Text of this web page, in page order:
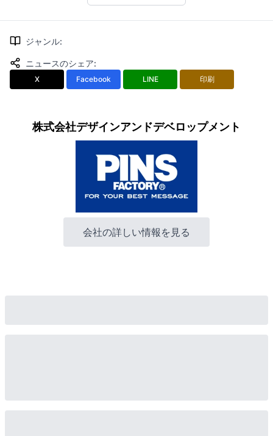
ジャンル:
ニュースのシェア:
X Facebook LINE 印刷
株式会社デザインアンドデベロップメント
会社の詳しい情報を見る